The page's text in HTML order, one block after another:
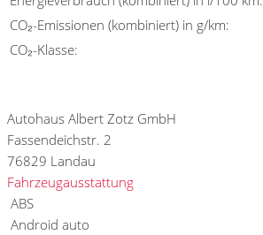
CO₂-Emissionen (kombiniert) in g/km:
CO₂-Klasse:
Autohaus Albert Zotz GmbH
Fassendeichstr. 2
76829 Landau
Fahrzeugausstattung
ABS
Android auto